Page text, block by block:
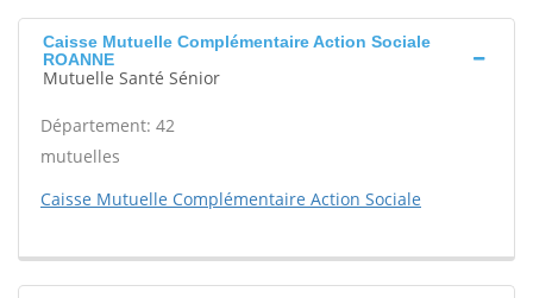
Caisse Mutuelle Complémentaire Action Sociale
ROANNE
Mutuelle Santé Sénior
Département: 42
mutuelles
Caisse Mutuelle Complémentaire Action Sociale